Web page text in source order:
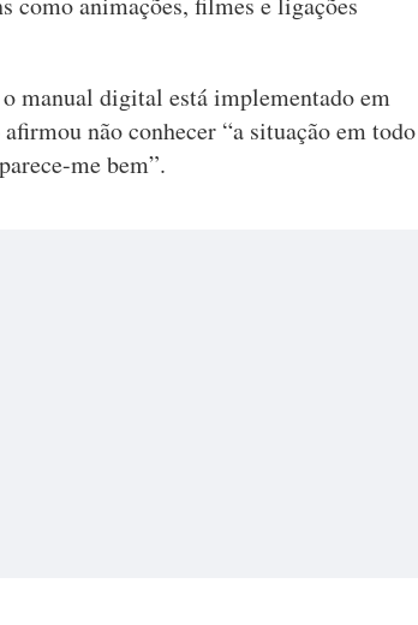
manual digital está implementado em
não conhecer “a situação em todo
me bem”.